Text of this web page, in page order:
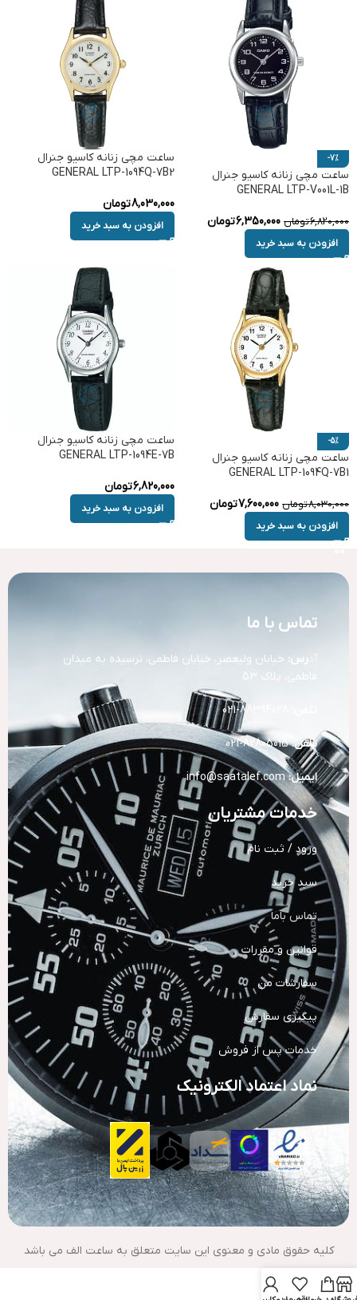
-7%
ساعت مچی زنانه کاسیو جنرال
GENERAL LTP-V001L-1B
6,820,000تومان 6,350,000تومان
افزودن به سبد خرید
ساعت مچی زنانه کاسیو جنرال
GENERAL LTP-1094Q-7B2
8,030,000تومان
افزودن به سبد خرید
-5%
ساعت مچی زنانه کاسیو جنرال
GENERAL LTP-1094Q-7B1
8,030,000تومان 7,600,000تومان
افزودن به سبد خرید
ساعت مچی زنانه کاسیو جنرال
GENERAL LTP-1094E-7B
6,820,000تومان
افزودن به سبد خرید
تماس با ما
رس: خیابان ولیعصر، خیابان فاطمی، نرسیده به میدان
فاطمی، پلاک 53
تلفن:82805015-021
ایمیل: info@saatalef.com
خدمات مشتریان
ورود / ثبت نام
سبد خرید
تماس باما
قوانین و مقررات
سفارشات من
پیگیری سفارش
خدمات پس از فروش
نماد اعتماد الکترونیک
کلیه حقوق مادی و معنوی این سایت متعلق به ساعت الف می باشد